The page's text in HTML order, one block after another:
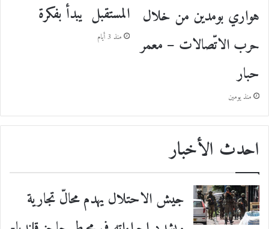
هواري بومدين من خلال
حرب الاتّصالات – معمر
حبار
منذ يومين
المستقبل يبدأ بفكرة
منذ 3 أيام
احدث الأخبار
جيش الاحتلال يهدم محالّ تجارية